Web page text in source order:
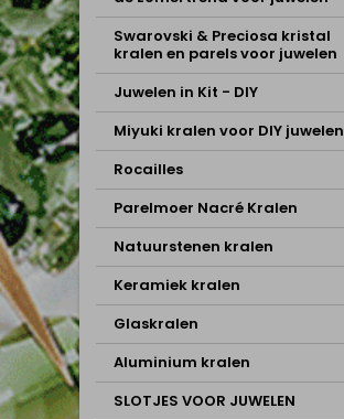
Swarovski & Preciosa kristal
kralen en parels voor juwelen
Juwelen in Kit - DIY
Miyuki kralen voor DIY juwelen
Rocailles
Parelmoer Nacré Kralen
Natuurstenen kralen
Keramiek kralen
Glaskralen
Aluminium kralen
SLOTJES VOOR JUWELEN